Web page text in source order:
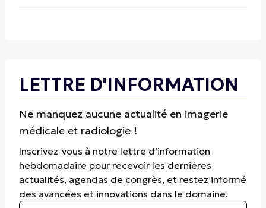
LETTRE D'INFORMATION
Ne manquez aucune actualité en imagerie
médicale et radiologie !
Inscrivez-vous à notre lettre d’information
hebdomadaire pour recevoir les dernières
actualités, agendas de congrès, et restez informé
des avancées et innovations dans le domaine.